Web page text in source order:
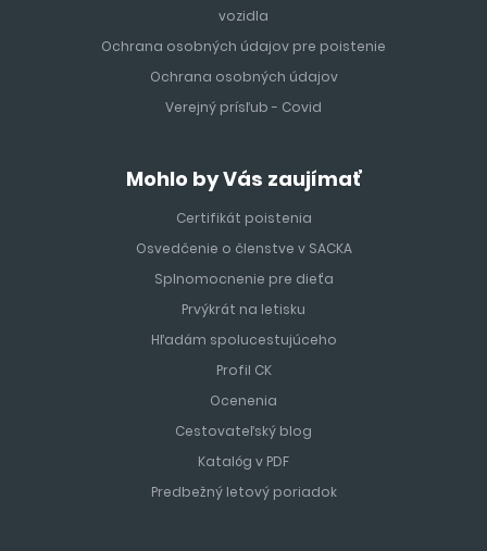
vozidla
Ochrana osobných údajov pre poistenie
Ochrana osobných údajov
Verejný prísľub - Covid
Mohlo by Vás zaujímať
Certifikát poistenia
Osvedčenie o členstve v SACKA
Splnomocnenie pre dieťa
Prvýkrát na letisku
Hľadám spolucestujúceho
Profil CK
Ocenenia
Cestovateľský blog
Katalóg v PDF
Predbežný letový poriadok